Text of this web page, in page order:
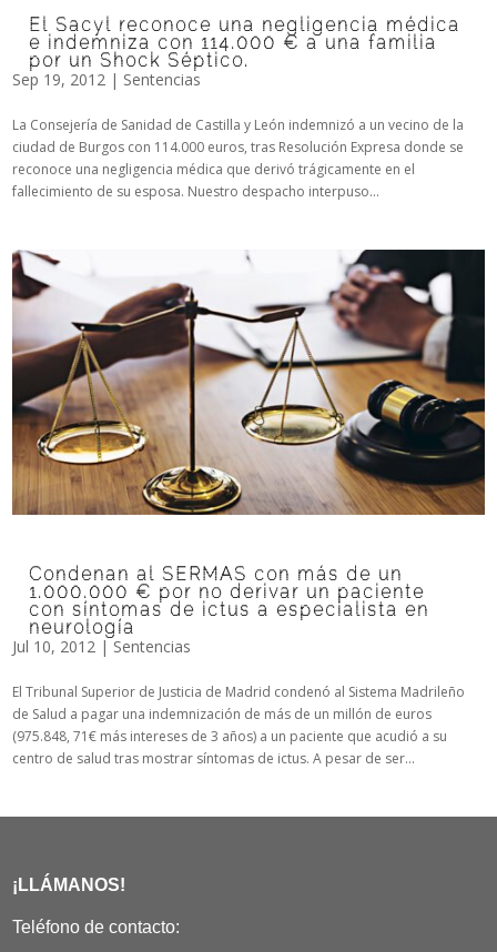
El Sacyl reconoce una negligencia médica
e indemniza con 114.000 € a una familia
por un Shock Séptico.
Sep 19, 2012 | Sentencias
La Consejería de Sanidad de Castilla y León indemnizó a un vecino de la
ciudad de Burgos con 114.000 euros, tras Resolución Expresa donde se
reconoce una negligencia médica que derivó trágicamente en el
fallecimiento de su esposa. Nuestro despacho interpuso...
Condenan al SERMAS con más de un
1.000.000 € por no derivar un paciente
con síntomas de ictus a especialista en
neurología
Jul 10, 2012 | Sentencias
El Tribunal Superior de Justicia de Madrid condenó al Sistema Madrileño
de Salud a pagar una indemnización de más de un millón de euros
(975.848, 71€ más intereses de 3 años) a un paciente que acudió a su
centro de salud tras mostrar síntomas de ictus. A pesar de ser...
¡LLÁMANOS!
Teléfono de contacto: